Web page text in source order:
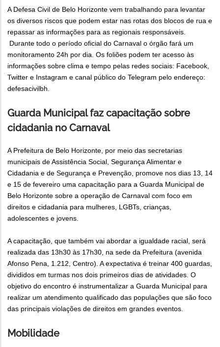
A Defesa Civil de Belo Horizonte vem trabalhando para levantar
os diversos riscos que podem estar nas rotas dos blocos de rua e
repassar as informações para as regionais responsáveis.
Durante todo o período oficial do Carnaval o órgão fará um
monitoramento 24h por dia. Os foliões podem ter acesso às
informações sobre clima e tempo pelas redes sociais: Facebook,
Twitter e Instagram e canal público do Telegram pelo endereço:
defesacivilbh.
Guarda Municipal faz capacitação sobre
cidadania no Carnaval
A Prefeitura de Belo Horizonte, por meio das secretarias
municipais de Assistência Social, Segurança Alimentar e
Cidadania e de Segurança e Prevenção, promove nos dias 13, 14
e 15 de fevereiro uma capacitação para a Guarda Municipal de
Belo Horizonte sobre a operação de Carnaval com foco em
direitos e cidadania para mulheres, LGBTs, crianças,
adolescentes e jovens.
A capacitação, que também vai abordar a igualdade racial, será
realizada das 13h30 às 17h30, na sede da Prefeitura (avenida
Afonso Pena, 1.212, Centro). A expectativa é treinar 400 guardas,
divididos em turmas nos dois primeiros dias de atividades. O
objetivo do encontro é instrumentalizar a Guarda Municipal para
realizar um atendimento qualificado das populações que são foco
das principais violações de direitos em grandes eventos.
Mobilidade